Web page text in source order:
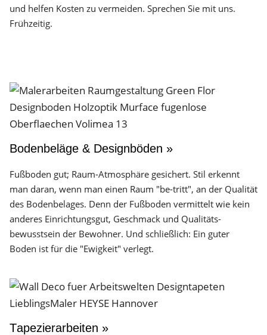
und helfen Kosten zu vermeiden. Sprechen Sie mit uns.
Frühzeitig.
Bodenbeläge & Designböden »
Fußboden gut; Raum-Atmosphäre gesichert. Stil erkennt
man daran, wenn man einen Raum "be-tritt", an der Qualität
des Boden­belages. Denn der Fuß­boden vermittelt wie kein
anderes Einrichtungs­gut, Geschmack und Qualitäts­
bewusstsein der Bewohner. Und schließlich: Ein guter
Boden ist für die "Ewigkeit" verlegt.
Tapezierarbeiten »